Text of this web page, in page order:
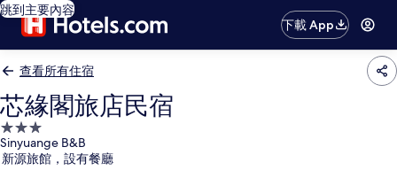
跳到主要內容
下載 App
查看所有住宿
芯緣閣旅店民宿
3.0
星
級
Sinyuange B&B
新源旅館，設有餐廳